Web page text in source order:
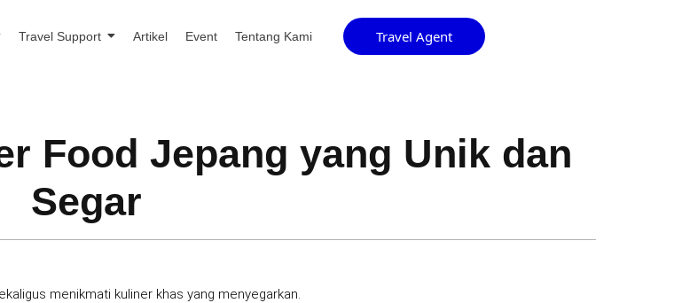
Travel Support Artikel Event Tentang Kami Travel Agent
Food Jepang yang Unik dan
Segar
menikmati kuliner khas yang menyegarkan.